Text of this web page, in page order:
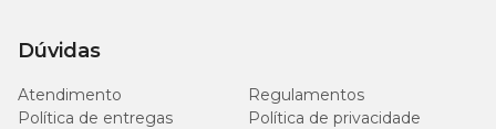
Dúvidas
Atendimento
Regulamentos
Política de entregas
Política de privacidade